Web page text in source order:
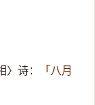
〉诗：
「八月